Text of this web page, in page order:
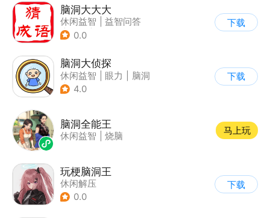
脑洞大大大
休闲益智
益智问答
| 成语
0.0
下载
脑洞大侦探
休闲益智 眼力
脑洞
| 卡通
4.0
下载
脑洞全能王
休闲益智 烧脑
马上玩
玩梗脑洞王
休闲解压
0.0
下载